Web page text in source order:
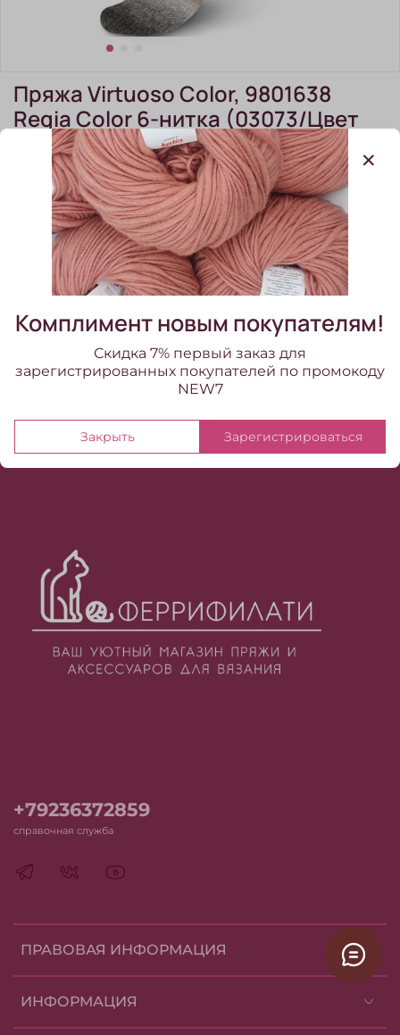
(0)
В наличии: 3 шт
Пряжа Virtuoso Color, 9801638
Regia Color 6-нитка (03073/Цвет
охра-петроль-серо-аетрацитный)
1 420.00 ₽
Пряжа Virtuoso Color, 9801638 Regia Color 6-нитка
(03073/Цвет охра-петроль-серо-аетрацитный)
ПРАВОВАЯ ИНФОРМАЦИЯ
ИНФОРМАЦИЯ
+79236372859
справочная служба
Комплимент новым покупателям!
Скидка 7% первый заказ для
зарегистрированных покупателей по промокоду
NEW7
Закрыть Зарегистрироваться